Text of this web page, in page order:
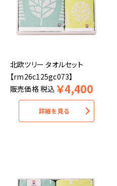
北欧ツリー タオルセット
【rm26c125gc073】
販売価格税込 ￥4,400
詳細を見る